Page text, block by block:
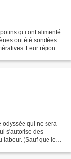
qui ont alimenté
ont été sondées
Leur réponse
odyssée qui ne sera
s'autorise des
labeur. (Sauf que le